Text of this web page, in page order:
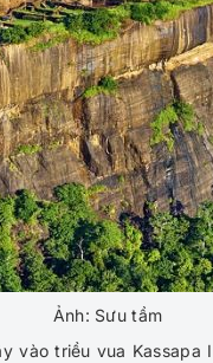
Ảnh: Sưu tầm
vào triều vua